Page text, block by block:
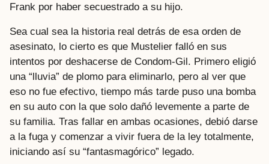
Frank por haber secuestrado a su hijo.
Sea cual sea la historia real detrás de esa orden de
asesinato, lo cierto es que Mustelier falló en sus
intentos por deshacerse de Condom-Gil. Primero eligió
una “lluvia” de plomo para eliminarlo, pero al ver que
eso no fue efectivo, tiempo más tarde puso una bomba
en su auto con la que solo dañó levemente a parte de
su familia. Tras fallar en ambas ocasiones, debió darse
a la fuga y comenzar a vivir fuera de la ley totalmente,
iniciando así su “fantasmagórico” legado.